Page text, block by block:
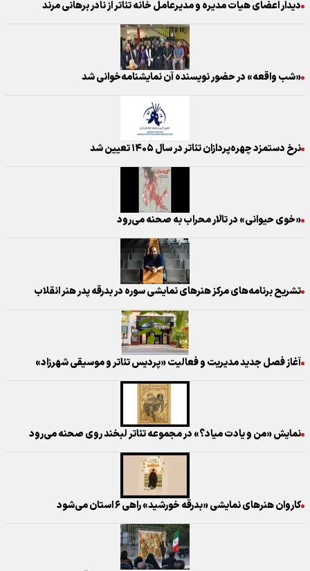
دیدار اعضای هیات مدیره و مدیرعامل خانه تئاتر از نادر برهانی مرند
«شب واقعه» در حضور نویسنده آن نمایشنامه‌خوانی شد
نرخ دستمزد چهره‌پردازان تئاتر در سال ۱۴۰۵ تعیین شد
«خوی حیوانی» در تالار محراب به صحنه می‌رود
تشریح برنامه‌های مرکز هنرهای نمایشی سوره در بدرقه پدر هنر انقلاب
آغاز فصل جدید مدیریت و فعالیت «پردیس تئاتر و موسیقی شهرزاد»
نمایش «من و یادت میاد؟» در مجموعه تئاتر لبخند روی صحنه می‌رود
کاروان هنرهای نمایشی «بدرقه خورشید» راهی ۶ استان می‌شود